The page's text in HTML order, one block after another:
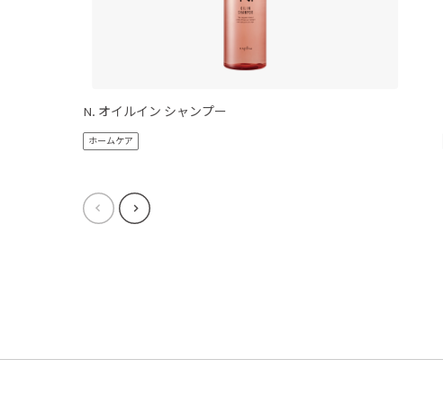
N. オイルイン シャンプー
ホームケア